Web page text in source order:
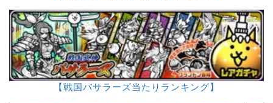
【戦国バサラーズ当たりランキング】